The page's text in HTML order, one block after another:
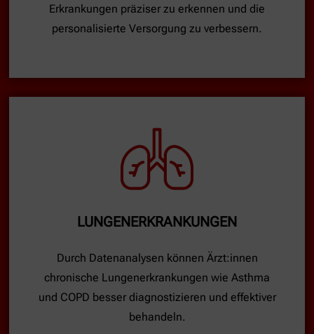
Erkrankungen präziser zu erkennen und die
personalisierte Versorgung zu verbessern.
LUNGENERKRANKUNGEN
Durch Datenanalysen können Ärzt:innen
chronische Lungenerkrankungen wie Asthma
und COPD besser diagnostizieren und effektiver
behandeln.